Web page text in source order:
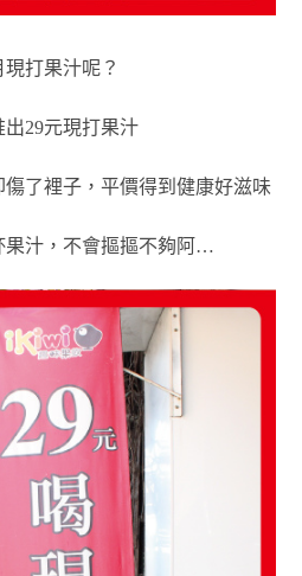
打果汁呢？
29元現打果汁
了裡子，平價得到健康好滋味
果汁，不會摳摳不夠阿…